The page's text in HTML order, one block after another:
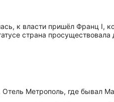
к власти пришёл Франц I,
страна просуществовала
Метрополь, где бывал